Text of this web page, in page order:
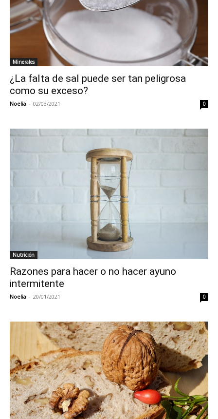
Minerales
¿La falta de sal puede ser tan peligrosa
como su exceso?
Noelia - 02/03/2021 0
Nutrición
Razones para hacer o no hacer ayuno
intermitente
Noelia - 20/01/2021 0